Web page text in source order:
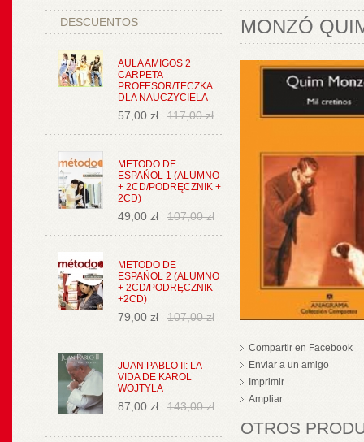
DESCUENTOS
AULA AMIGOS 2
CARPETA
PROFESOR/TECZKA
DLA NAUCZYCIELA
57,00 zł 117,00 zł
METODO DE
ESPAŃOL 1 (ALUMNO
+ 2CD/PODRĘCZNIK +
2CD)
49,00 zł 107,00 zł
METODO DE
ESPAŃOL 2 (ALUMNO
+ 2CD/PODRĘCZNIK
+2CD)
79,00 zł 107,00 zł
JUAN PABLO II: LA
VIDA DE KAROL
WOJTYLA
87,00 zł 143,00 zł
MONZÓ
Compartir en Facebook
Enviar a un amigo
Imprimir
Ampliar
OTROS